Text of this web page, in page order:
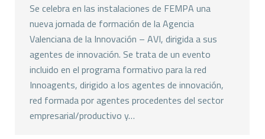
Se celebra en las instalaciones de FEMPA una
nueva jornada de formación de la Agencia
Valenciana de la Innovación – AVI, dirigida a sus
agentes de innovación. Se trata de un evento
incluido en el programa formativo para la red
Innoagents, dirigido a los agentes de innovación,
red formada por agentes procedentes del sector
empresarial/productivo y…